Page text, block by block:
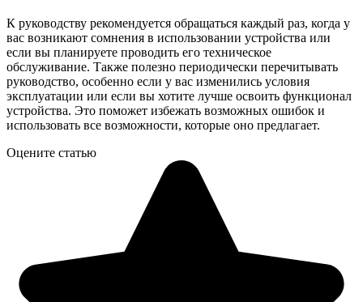
К руководству рекомендуется обращаться каждый раз, когда у
вас возникают сомнения в использовании устройства или
если вы планируете проводить его техническое
обслуживание. Также полезно периодически перечитывать
руководство, особенно если у вас изменились условия
эксплуатации или если вы хотите лучше освоить функционал
устройства. Это поможет избежать возможных ошибок и
использовать все возможности, которые оно предлагает.
Оцените статью